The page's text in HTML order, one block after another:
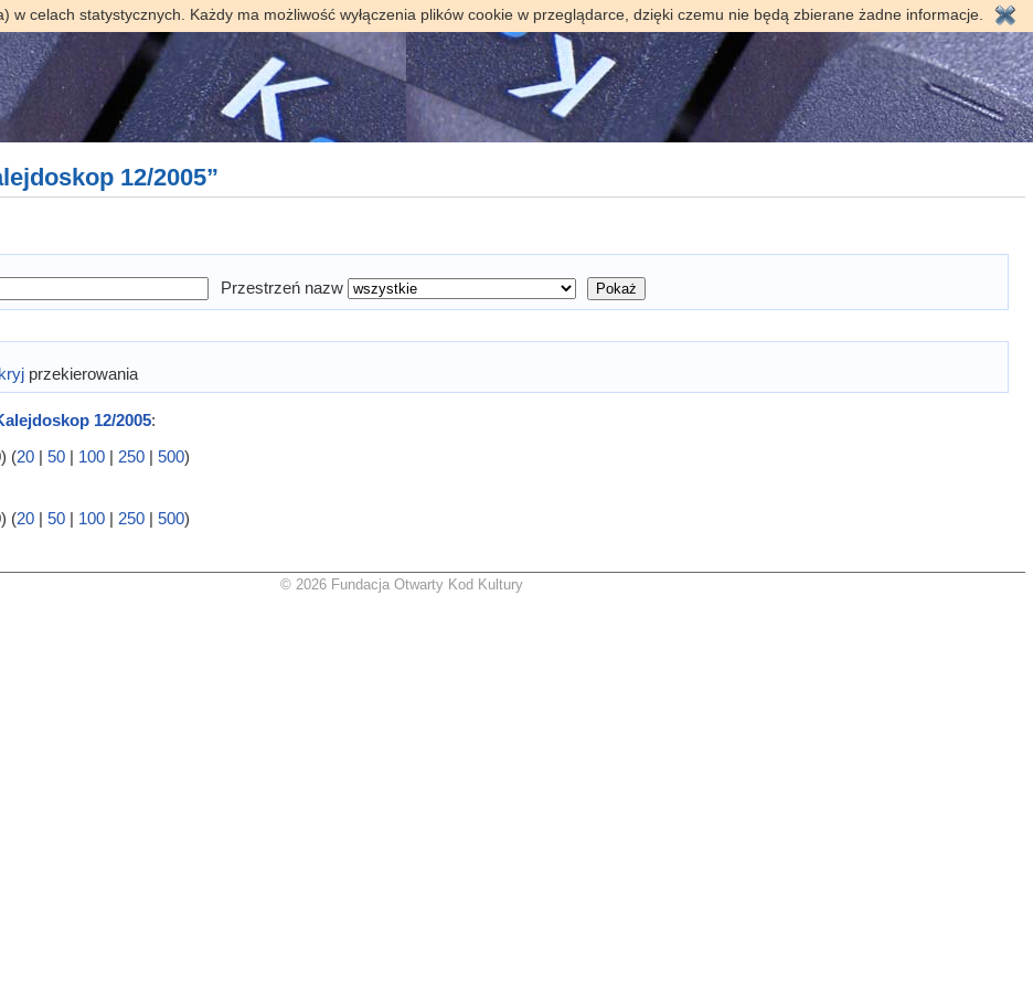
celach statystycznych. Każdy ma możliwość wyłączenia plików cookie w przeglądarce, dzięki czemu nie będą zbierane żadne informacje.
12/2005”
Przestrzeń nazw
przekierowania
12/2005:
(20| 50| 100| 250| 500)
(20| 50| 100| 250| 500)
© 2026 Fundacja Otwarty Kod Kultury